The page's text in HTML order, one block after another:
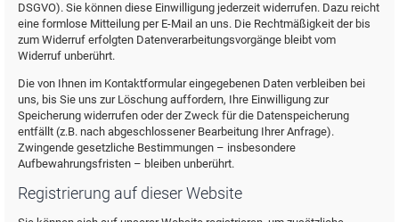
DSGVO). Sie können diese Einwilligung jederzeit widerrufen. Dazu reicht
eine formlose Mitteilung per E-Mail an uns. Die Rechtmäßigkeit der bis
zum Widerruf erfolgten Datenverarbeitungsvorgänge bleibt vom
Widerruf unberührt.
Die von Ihnen im Kontaktformular eingegebenen Daten verbleiben bei
uns, bis Sie uns zur Löschung auffordern, Ihre Einwilligung zur
Speicherung widerrufen oder der Zweck für die Datenspeicherung
entfällt (z.B. nach abgeschlossener Bearbeitung Ihrer Anfrage).
Zwingende gesetzliche Bestimmungen – insbesondere
Aufbewahrungsfristen – bleiben unberührt.
Registrierung auf dieser Website